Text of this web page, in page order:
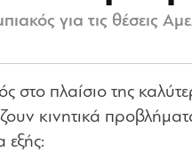
για τις θέσεις
στο πλαίσιο της
κινητικά
εξής: